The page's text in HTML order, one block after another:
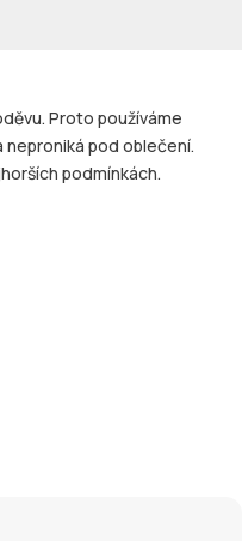
Proto používáme
pod oblečení.
podmínkách.